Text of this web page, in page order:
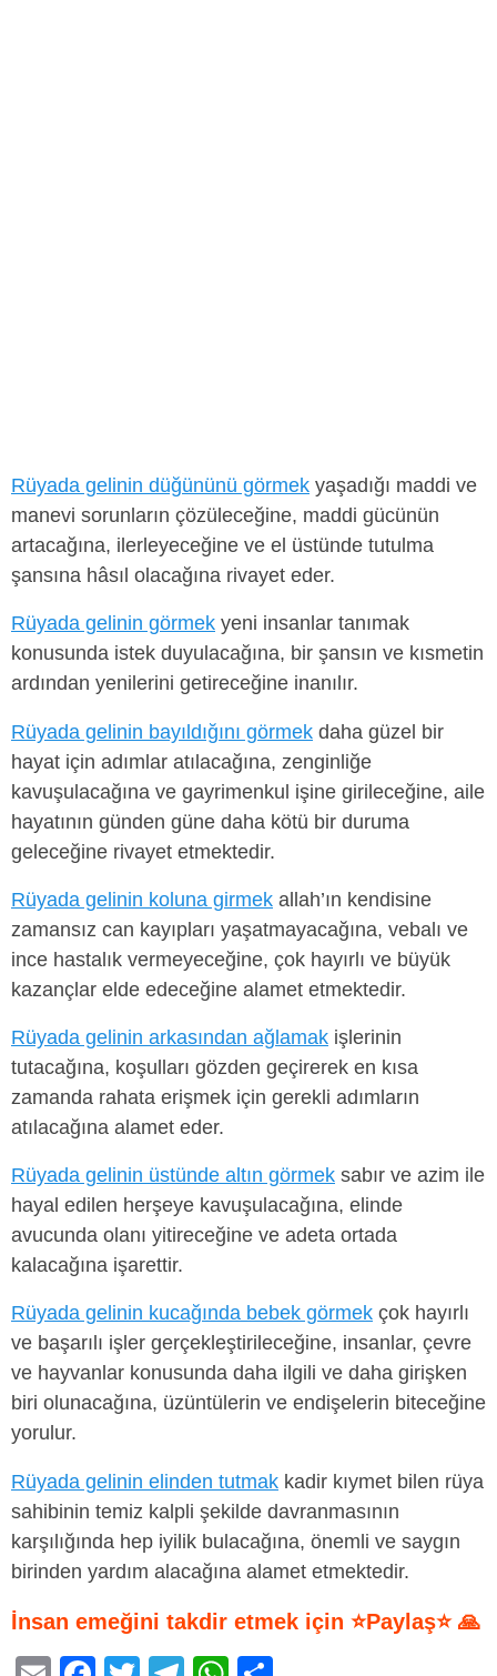
Rüyada gelinin düğününü görmek yaşadığı maddi ve
manevi sorunların çözüleceğine, maddi gücünün
artacağına, ilerleyeceğine ve el üstünde tutulma
şansına hâsıl olacağına rivayet eder.
Rüyada gelinin görmek yeni insanlar tanımak
konusunda istek duyulacağına, bir şansın ve kısmetin
ardından yenilerini getireceğine inanılır.
Rüyada gelinin bayıldığını görmek daha güzel bir
hayat için adımlar atılacağına, zenginliğe
kavuşulacağına ve gayrimenkul işine girileceğine, aile
hayatının günden güne daha kötü bir duruma
geleceğine rivayet etmektedir.
Rüyada gelinin koluna girmek allah’ın kendisine
zamansız can kayıpları yaşatmayacağına, vebalı ve
ince hastalık vermeyeceğine, çok hayırlı ve büyük
kazançlar elde edeceğine alamet etmektedir.
Rüyada gelinin arkasından ağlamak işlerinin
tutacağına, koşulları gözden geçirerek en kısa
zamanda rahata erişmek için gerekli adımların
atılacağına alamet eder.
Rüyada gelinin üstünde altın görmek sabır ve azim ile
hayal edilen herşeye kavuşulacağına, elinde
avucunda olanı yitireceğine ve adeta ortada
kalacağına işarettir.
Rüyada gelinin kucağında bebek görmek çok hayırlı
ve başarılı işler gerçekleştirileceğine, insanlar, çevre
ve hayvanlar konusunda daha ilgili ve daha girişken
biri olunacağına, üzüntülerin ve endişelerin biteceğine
yorulur.
Rüyada gelinin elinden tutmak kadir kıymet bilen rüya
sahibinin temiz kalpli şekilde davranmasının
karşılığında hep iyilik bulacağına, önemli ve saygın
birinden yardım alacağına alamet etmektedir.
İnsan emeğini takdir etmek için ⭐Paylaş⭐ 🙏